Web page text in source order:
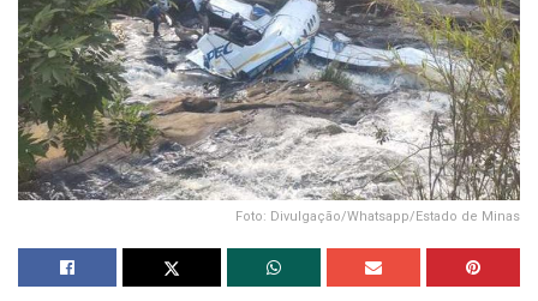
Foto: Divulgação/Whatsapp/Estado de Minas